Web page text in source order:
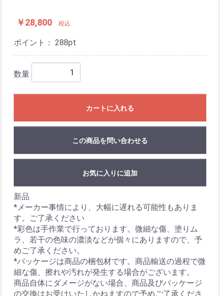
￥28,800 税込
ポイント： 288pt
数量
カートに入れる
この商品を問い合わせる
お気に入りに追加
新品
*メーカー事情により、大幅に遅れる可能性もありま
す。ご了承ください
*彩色は手作業で行っております。微細な傷、塗りム
ラ、若干の色味の濃淡などが個々にありますので、予
めご了承ください。
*パッケージは商品の梱包材です。商品輸送の過程で微
細な傷、擦れや汚れが発生する場合がございます。
商品自体にダメージがない場合、商品及びパッケージ
の交換はお受けいたしかねますので予めご了承くださ